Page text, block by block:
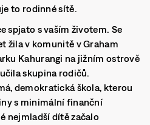
to rodinné sítě.
spjato s vaším životem. Se
žila v komunitě v Graham
Kahurangi na jižním ostrově
skupina rodičů.
demokratická škola, kterou
s minimální finanční
nejmladší dítě začalo